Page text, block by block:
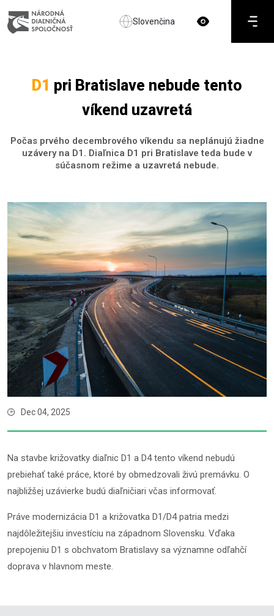
Slovenčina
D1 pri Bratislave nebude tento
víkend uzavretá
Počas prvého decembrového víkendu sa neplánujú žiadne
uzávery na D1. Diaľnica D1 pri Bratislave teda bude v
súčasnom režime a uzavretá nebude.
Dec 04, 2025
Na stavbe križovatky diaľnic D1 a D4 tento víkend nebudú
prebiehať také práce, ktoré by obmedzovali živú premávku. O
najbližšej uzávierke budú diaľničiari včas informovať.
Práve modernizácia D1 a križovatka D1/D4 patria medzi
najdôležitejšiu investíciu na západnom Slovensku. Vďaka
prepojeniu D1 s obchvatom Bratislavy sa významne odľahčí
doprava v hlavnom meste.